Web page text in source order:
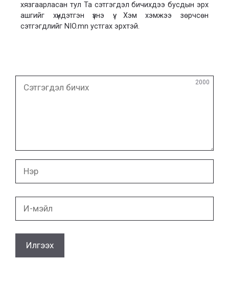
хязгаарласан тул Та сэтгэгдэл бичихдээ бусдын эрх
ашгийг хүндэтгэн үзнэ үү. Хэм хэмжээ зөрчсөн
сэтгэгдлийг NIO.mn устгах эрхтэй.
2000
мэйл